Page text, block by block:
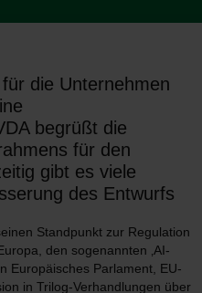
die Unternehmen
begrüßt die
für den
gibt es viele
des Entwurfs
Standpunkt zur Regulation
den sogenannten ‚AI-
Europäisches Parlament, EU-
in Trilog-Verhandlungen über